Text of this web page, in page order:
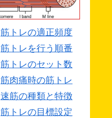
筋トレの適正頻度
筋トレを行う順番
筋トレのセット数
筋肉痛時の筋トレ
速筋の種類と特徴
筋トレの目標設定